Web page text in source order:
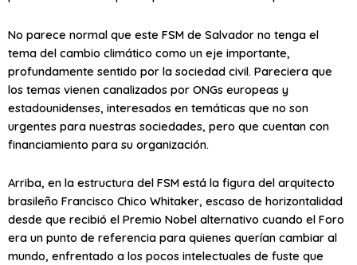
No parece normal que este FSM de Salvador no tenga el
tema del cambio climático como un eje importante,
profundamente sentido por la sociedad civil. Pareciera que
los temas vienen canalizados por ONGs europeas y
estadounidenses, interesados en temáticas que no son
urgentes para nuestras sociedades, pero que cuentan con
financiamiento para su organización.
Arriba, en la estructura del FSM está la figura del arquitecto
brasileño Francisco Chico Whitaker, escaso de horizontalidad
desde que recibió el Premio Nobel alternativo cuando el Foro
era un punto de referencia para quienes querían cambiar al
mundo, enfrentado a los pocos intelectuales de fuste que